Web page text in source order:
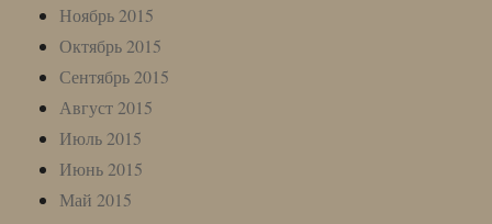
Ноябрь 2015
Октябрь 2015
Сентябрь 2015
Август 2015
Июль 2015
Июнь 2015
Май 2015